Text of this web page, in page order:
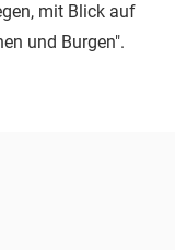
mit Blick auf
und Burgen".